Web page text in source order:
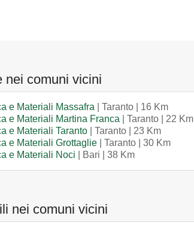
nei comuni vicini
e Materiali Massafra | Taranto | 16 Km
e Materiali Martina Franca | Taranto | 22 Km
e Materiali Taranto | Taranto | 23 Km
e Materiali Grottaglie | Taranto | 30 Km
e Materiali Noci | Bari | 38 Km
nei comuni vicini